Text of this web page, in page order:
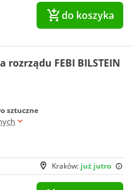
do koszyka
rozrządu FEBI BILSTEIN
sztuczne
Kraków: już jutro